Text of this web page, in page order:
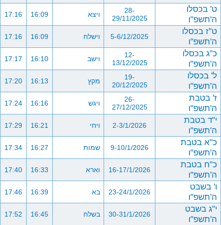
ט' בכסלו
ה'תשפ"ו
28-
29/11/2025
ויצא 16:09
17:16
ט"ז בכסלו
ה'תשפ"ו
5-6/12/2025 וישלח 16:09
17:16
כ"ג בכסלו
ה'תשפ"ו
12-
13/12/2025
וישב 16:10
17:17
ל' בכסלו
ה'תשפ"ו
19-
20/12/2025
מקץ 16:13
17:20
ז' בטבת
ה'תשפ"ו
26-
27/12/2025
ויגש 16:16
17:24
י"ד בטבת
ה'תשפ"ו
2-3/1/2026 ויחי 16:21
17:29
כ"א בטבת
ה'תשפ"ו
9-10/1/2026 שמות 16:27
17:34
כ"ח בטבת
ה'תשפ"ו
16-17/1/2026 וארא 16:33
17:40
ו' בשבט
ה'תשפ"ו
23-24/1/2026 בא 16:39
17:46
י"ג בשבט
ה'תשפ"ו
30-31/1/2026 בשלח 16:45
17:52